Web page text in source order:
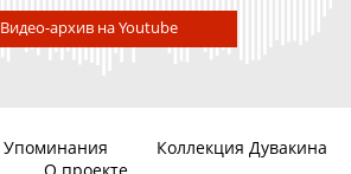
Видео-архив на Youtube
Упоминания
Коллекция Дувакина